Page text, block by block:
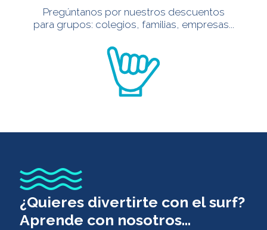
Pregúntanos por nuestros descuentos
para grupos: colegios, familias, empresas...
¿Quieres divertirte con el surf?
Aprende con nosotros...